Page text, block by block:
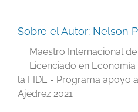
Sobre el Autor: Nelson
Maestro Internacional
Licenciado en
la FIDE - Programa apoyo
Ajedrez 2021